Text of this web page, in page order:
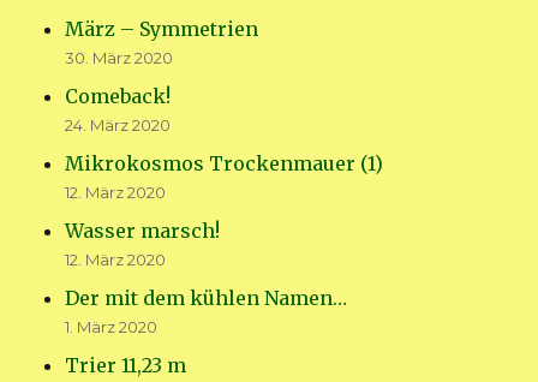
März – Symmetrien
30. März 2020
Comeback!
24. März 2020
Mikrokosmos Trockenmauer (1)
12. März 2020
Wasser marsch!
12. März 2020
Der mit dem kühlen Namen…
1. März 2020
Trier 11,23 m